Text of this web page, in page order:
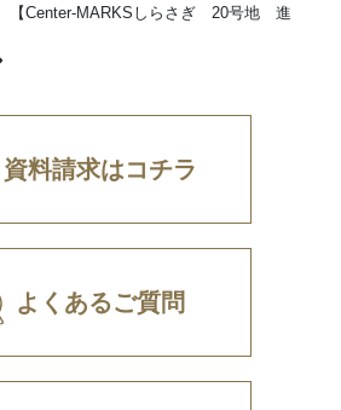
【Center-MARKSしらさぎ 20号地 進
資料請求はコチラ
よくあるご質問